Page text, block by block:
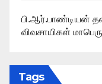
பி.ஆர்.பாண்டியன்
விவசாயிகள்
Tags